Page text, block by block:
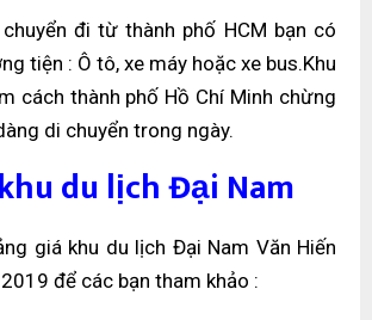
đi từ thành phố HCM bạn có
tiện : Ô tô, xe máy hoặc xe bus.Khu
cách thành phố Hồ Chí Minh chừng
di chuyển trong ngày.
du lịch Đại Nam
giá khu du lịch Đại Nam Văn Hiến
để các bạn tham khảo :